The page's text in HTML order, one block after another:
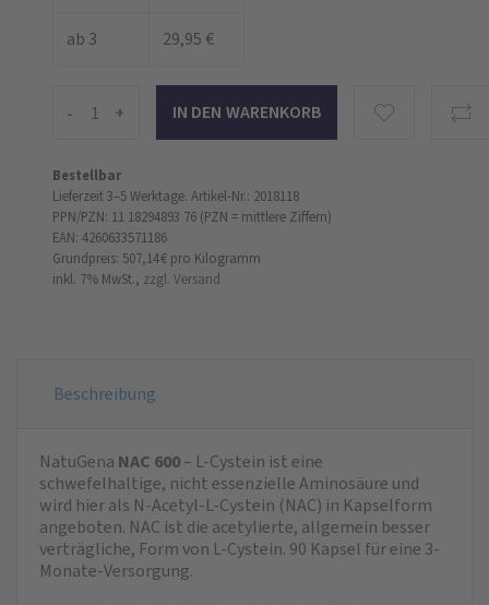
ab 3 29,95 €
- +
Bestellbar
Lieferzeit 3–5 Werktage. Artikel-Nr.: 2018118
PPN/PZN: 11 18294893 76 (PZN = mittlere Ziffern)
EAN: 4260633571186
Grundpreis: 507,14 € pro Kilogramm
inkl. 7% MwSt., zzgl. Versand
Beschreibung
NatuGena NAC 600– L-Cystein ist eine
schwefelhaltige, nicht essenzielle Aminosäure und
wird hier als N-Acetyl-L-Cystein (NAC) in Kapselform
angeboten. NAC ist die acetylierte, allgemein besser
verträgliche, Form von L-Cystein. 90 Kapsel für eine 3-
Monate-Versorgung.